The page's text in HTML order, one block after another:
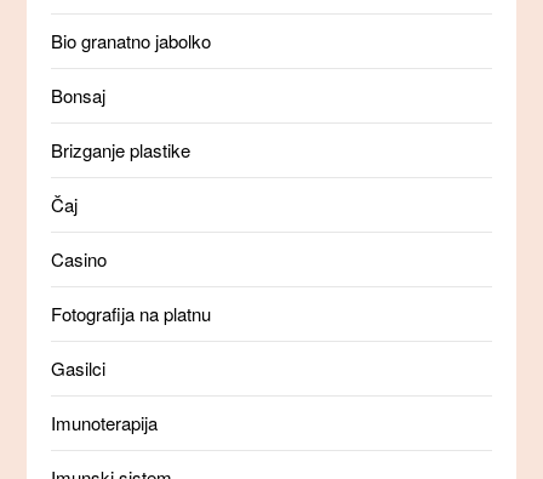
Bio granatno jabolko
Bonsaj
Brizganje plastike
Čaj
Casino
Fotografija na platnu
Gasilci
Imunoterapija